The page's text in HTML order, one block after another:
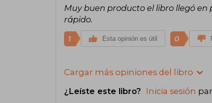
Muy buen producto el libro llegó en
rápido.
1 Esta opinión es útil 0
Cargar más opiniones del libro
¿Leíste este libro? Inicia sesión